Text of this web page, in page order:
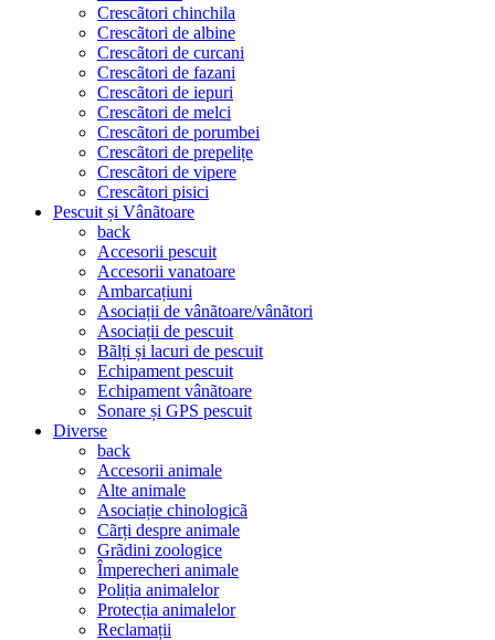
Crescãtori chinchila
Crescãtori de albine
Crescãtori de curcani
Crescãtori de fazani
Crescãtori de iepuri
Crescãtori de melci
Crescãtori de porumbei
Crescãtori de prepelițe
Crescãtori de vipere
Crescãtori pisici
Pescuit și Vânãtoare
back
Accesorii pescuit
Accesorii vanatoare
Ambarcațiuni
Asociații de vânãtoare/vânãtori
Asociații de pescuit
Bãlți și lacuri de pescuit
Echipament pescuit
Echipament vânãtoare
Sonare și GPS pescuit
Diverse
back
Accesorii animale
Alte animale
Asociație chinologicã
Cãrți despre animale
Grãdini zoologice
Împerecheri animale
Poliția animalelor
Protecția animalelor
Reclamații